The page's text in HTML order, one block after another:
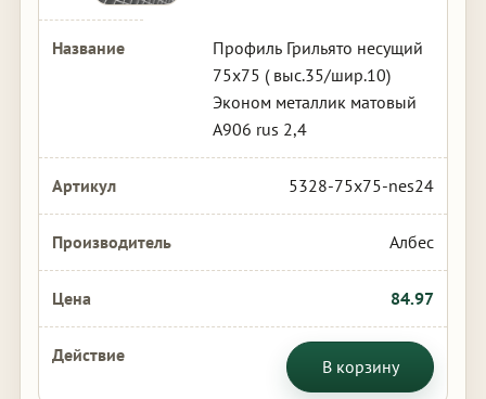
Профиль Грильято несущий
75х75 ( выс.35/шир.10)
Эконом металлик матовый
А906 rus 2,4
5328-75x75-nes24
Албес
84.97
В корзину